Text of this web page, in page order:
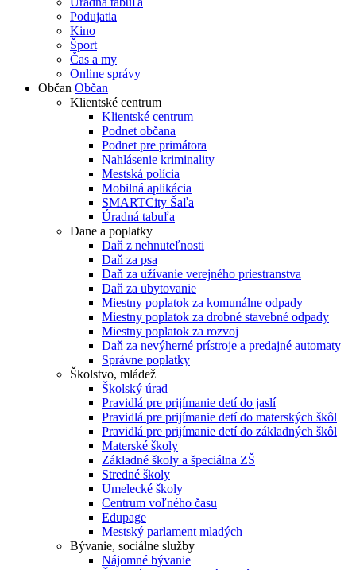
Podujatia
Kino
Šport
Čas a my
Online správy
Občan Občan
Klientské centrum
Klientské centrum
Podnet občana
Podnet pre primátora
Nahlásenie kriminality
Mestská polícia
Mobilná aplikácia
SMARTCity Šaľa
Úradná tabuľa
Dane a poplatky
Daň z nehnuteľnosti
Daň za psa
Daň za užívanie verejného priestranstva
Daň za ubytovanie
Miestny poplatok za komunálne odpady
Miestny poplatok za drobné stavebné odpady
Miestny poplatok za rozvoj
Daň za nevýherné prístroje a predajné automaty
Správne poplatky
Školstvo, mládež
Školský úrad
Pravidlá pre prijímanie detí do jaslí
Pravidlá pre prijímanie detí do materských škôl
Pravidlá pre prijímanie detí do základných škôl
Materské školy
Základné školy a špeciálna ZŠ
Stredné školy
Umelecké školy
Centrum voľného času
Edupage
Mestský parlament mladých
Bývanie, sociálne služby
Nájomné bývanie